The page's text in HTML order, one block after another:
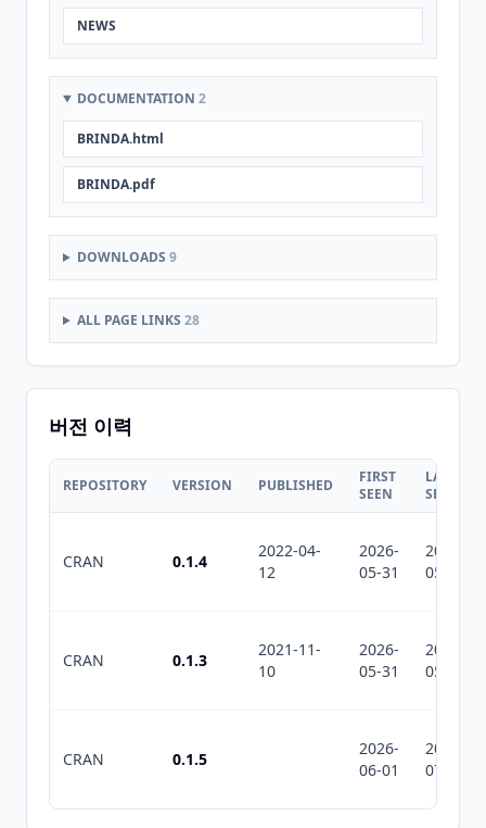
NEWS
DOCUMENTATION 2
BRINDA.html
BRINDA.pdf
DOWNLOADS 9
ALL PAGE LINKS 28
버전 이력
REPOSITORY VERSION PUBLISHED
FIRST
SEEN
LAST
SEEN
CRAN 0.1.4
2022-04-
12
2026-
05-31
2026-
05-31
CRAN 0.1.3
2021-11-
10
2026-
05-31
2026-
05-31
CRAN 0.1.5
2026-
06-01
2026-
07-10